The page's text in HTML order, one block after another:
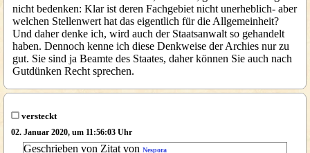
nicht bedenken: Klar ist deren Fachgebiet nicht unerheblich- aber
welchen Stellenwert hat das eigentlich für die Allgemeinheit?
Und daher denke ich, wird auch der Staatsanwalt so gehandelt
haben. Dennoch kenne ich diese Denkweise der Archies nur zu
gut. Sie sind ja Beamte des Staates, daher können Sie auch nach
Gutdünken Recht sprechen.
versteckt
02. Januar 2020, um 11:56:03 Uhr
Geschrieben von Zitat von Nespora